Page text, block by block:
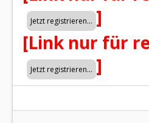
]
[Link nur für
]